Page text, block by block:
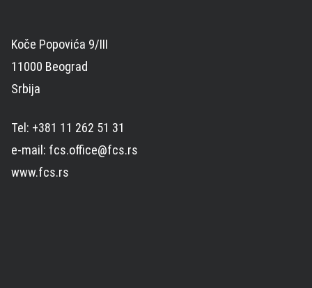
Koče Popovića 9/III
11000 Beograd
Srbija
Tel: +381 11 262 51 31
e-mail: fcs.office@fcs.rs
www.fcs.rs